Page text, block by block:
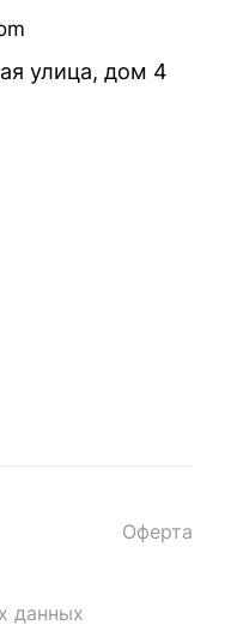
улица, дом 4
данных
Оферта